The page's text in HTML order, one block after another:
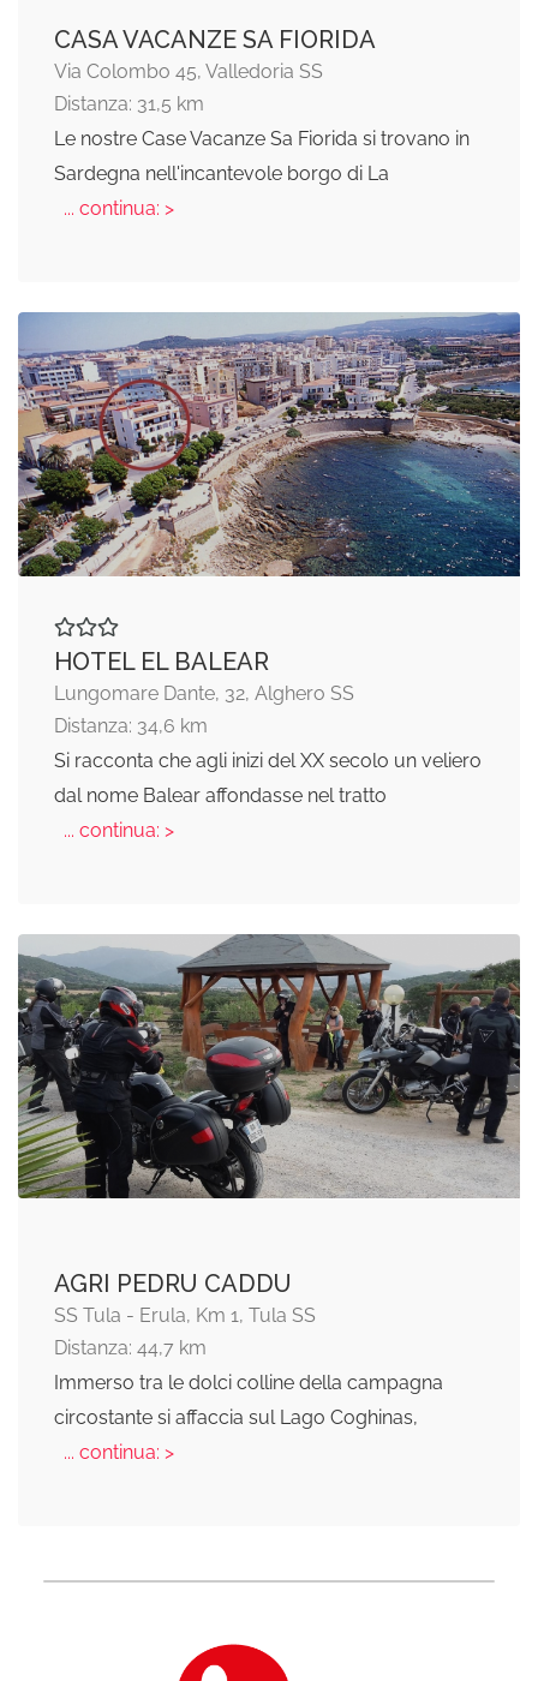
CASA VACANZE SA FIORIDA
Via Colombo 45, Valledoria SS
Distanza: 31,5 km
Le nostre Case Vacanze Sa Fiorida si trovano in
Sardegna nell'incantevole borgo di La
... continua: >
HOTEL EL BALEAR
Lungomare Dante, 32, Alghero SS
Distanza: 34,6 km
Si racconta che agli inizi del XX secolo un veliero
dal nome Balear affondasse nel tratto
... continua: >
AGRI PEDRU CADDU
SS Tula - Erula, Km 1, Tula SS
Distanza: 44,7 km
Immerso tra le dolci colline della campagna
circostante si affaccia sul Lago Coghinas,
... continua: >